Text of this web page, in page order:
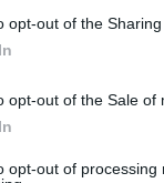
opt-out of the
opt-out of the Sale of
opt-out of